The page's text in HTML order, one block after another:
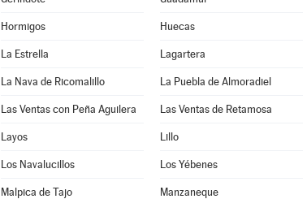
Hormigos Huecas
La Estrella Lagartera
La Nava de Ricomalillo La Puebla de Almoradiel
Las Ventas con Peña Aguilera Las Ventas de Retamosa
Layos Lillo
Los Navalucillos Los Yébenes
Malpica de Tajo Manzaneque